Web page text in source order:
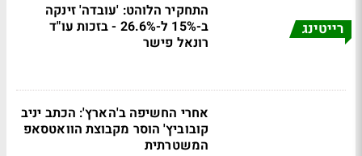
רייטינג
התחקיר הלוהט: 'עובדה' זינקה
ב-15% ל-26.6% - בזכות עו"ד
רונאל פישר
אחרי החשיפה ב'הארץ': הכתב יניב
קובוביץ' הוסר מקבוצת הוואטסאפ
המשטרתית